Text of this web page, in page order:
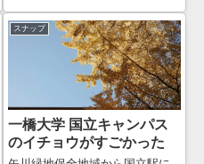
宿場だそうで、昔からの建物が
残っているエリアのようです。
西光寺から歩いて3分くらいのと
ころに、野...
スナップ
一橋大学 国立キャンパス
のイチョウがすごかった